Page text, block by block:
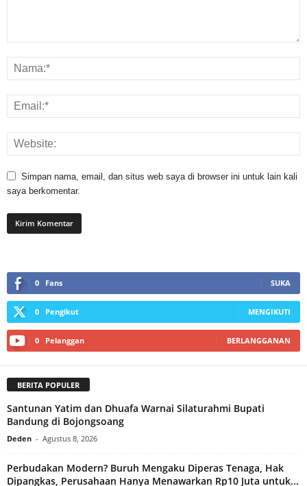
Simpan nama, email, dan situs web saya di browser ini untuk lain kali
saya berkomentar.
0 Fans SUKA
0 Pengikut MENGIKUTI
0 Pelanggan BERLANGGANAN
BERITA POPULER
Santunan Yatim dan Dhuafa Warnai Silaturahmi Bupati
Bandung di Bojongsoang
Deden - Agustus 8, 2026
Perbudakan Modern? Buruh Mengaku Diperas Tenaga, Hak
Dipangkas, Perusahaan Hanya Menawarkan Rp10 Juta untuk...